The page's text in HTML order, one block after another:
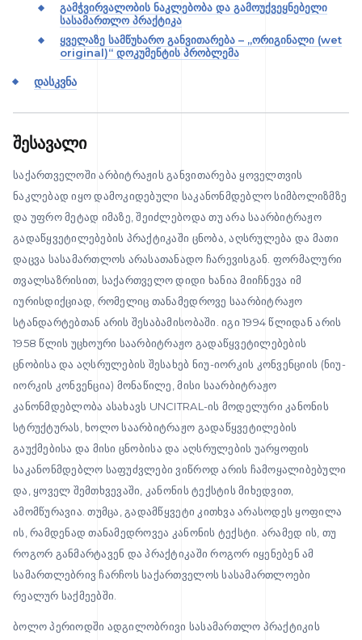
გამჭვირვალობის ნაკლებობა და გამოუქვეყნებელი
სასამართლო პრაქტიკა
ყველაზე სამწუხარო განვითარება – „ორიგინალი (wet
original)“ დოკუმენტის პრობლემა
დასკვნა
შესავალი
საქართველოში არბიტრაჟის განვითარება ყოველთვის
ნაკლებად იყო დამოკიდებული საკანონმდებლო სიმბოლიზმზე
და უფრო მეტად იმაზე, შეიძლებოდა თუ არა საარბიტრაჟო
გადაწყვეტილებების პრაქტიკაში ცნობა, აღსრულება და მათი
დაცვა სასამართლოს არასათანადო ჩარევისგან. ფორმალური
თვალსაზრისით, საქართველო დიდი ხანია მიიჩნევა იმ
იურისდიქციად, რომელიც თანამედროვე საარბიტრაჟო
სტანდარტებთან არის შესაბამისობაში. იგი 1994 წლიდან არის
1958 წლის უცხოური საარბიტრაჟო გადაწყვეტილებების
ცნობისა და აღსრულების შესახებ ნიუ-იორკის კონვენციის (ნიუ-
იორკის კონვენცია) მონაწილე, მისი საარბიტრაჟო
კანონმდებლობა ასახავს UNCITRAL-ის მოდელური კანონის
სტრუქტურას, ხოლო საარბიტრაჟო გადაწყვეტილების
გაუქმებისა და მისი ცნობისა და აღსრულების უარყოფის
საკანონმდებლო საფუძვლები ვიწროდ არის ჩამოყალიბებული
და, ყოველ შემთხვევაში, კანონის ტექსტის მიხედვით,
ამომწურავია. თუმცა, გადამწყვეტი კითხვა არასოდეს ყოფილა
ის, რამდენად თანამედროვეა კანონის ტექსტი. არამედ ის, თუ
როგორ განმარტავენ და პრაქტიკაში როგორ იყენებენ ამ
სამართლებრივ ჩარჩოს საქართველოს სასამართლოები
რეალურ საქმეებში.
ბოლო პერიოდში ადგილობრივი სასამართლო პრაქტიკის